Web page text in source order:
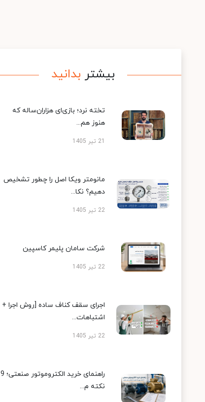
بیشتر بدانید
تخته نرد؛ بازی‌ای هزاران‌ساله که
هنوز هم...
21 تیر 1405
مانومتر ویکا اصل را چطور تشخیص
دهیم؟ نکا...
22 تیر 1405
شرکت سامان پلیمر کاسپین
22 تیر 1405
اجرای سقف کناف ساده [روش اجرا +
اشتباهات...
22 تیر 1405
راهنمای خرید الکتروموتور صنعتی؛ 9
نکته م...